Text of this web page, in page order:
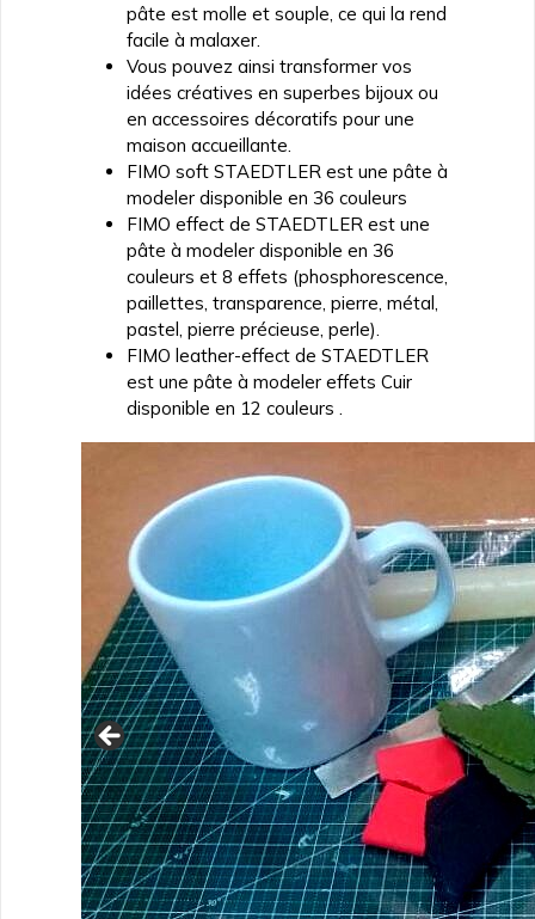
pâte est molle et souple, ce qui la rend
facile à malaxer.
Vous pouvez ainsi transformer vos
idées créatives en superbes bijoux ou
en accessoires décoratifs pour une
maison accueillante.
FIMO soft STAEDTLER est une pâte à
modeler disponible en 36 couleurs
FIMO effect de STAEDTLER est une
pâte à modeler disponible en 36
couleurs et 8 effets (phosphorescence,
paillettes, transparence, pierre, métal,
pastel, pierre précieuse, perle).
FIMO leather-effect de STAEDTLER
est une pâte à modeler effets Cuir
disponible en 12 couleurs .